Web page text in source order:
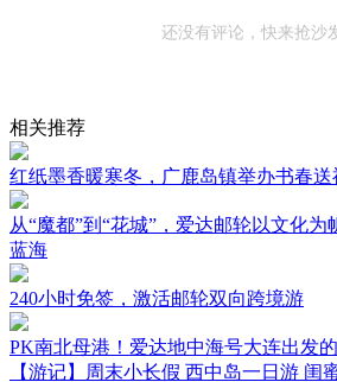
还没有评论，快来抢沙
相关推荐
红纸墨香暖寒冬，广鹿岛镇举办书春送
从“魔都”到“花城”，爱达邮轮以文化
蓝海
240小时免签，激活邮轮双向跨境游
PK南北母港！爱达地中海号大连出发
【游记】周末小长假 西中岛一日游 闺